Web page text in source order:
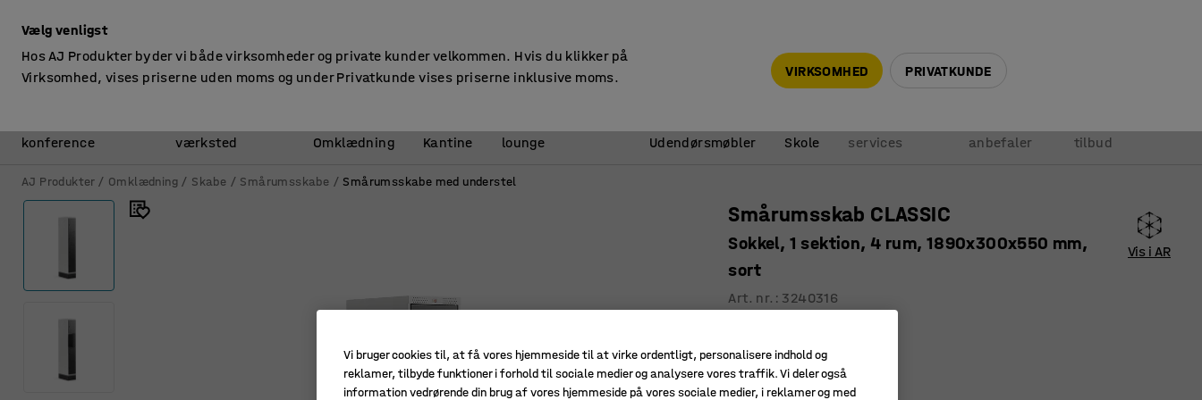
konference
værksted
Omklædning Kantine
lounge
Udendørsmøbler Skole
services
anbefaler
tilbud
AJ Produkter Omklædning Skabe Smårumsskabe Smårumsskabe med understel
Smårumsskab CLASSIC
Sokkel, 1 sektion, 4 rum, 1890x300x550 mm,
sort
Art. nr. : 3240316
Vis i AR
Højeste kvalitet
Robust
Vælg venligst
Hos AJ Produkter byder vi både virksomheder og private kunder velkommen. Hvis du klikker på
Virksomhed, vises priserne uden moms og under Privatkunde vises priserne inklusive moms.
VIRKSOMHED PRIVATKUNDE
Vi bruger cookies til, at få vores hjemmeside til at virke ordentligt, personalisere indhold og
reklamer, tilbyde funktioner i forhold til sociale medier og analysere vores traffik. Vi deler også
information vedrørende din brug af vores hjemmeside på vores sociale medier, i reklamer og med